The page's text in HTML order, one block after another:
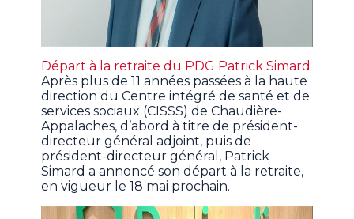
Départ à la retraite du PDG Patrick Simard
Après plus de 11 années passées à la haute
direction du Centre intégré de santé et de
services sociaux (CISSS) de Chaudière-
Appalaches, d’abord à titre de président-
directeur général adjoint, puis de
président-directeur général, Patrick
Simard a annoncé son départ à la retraite,
en vigueur le 18 mai prochain.